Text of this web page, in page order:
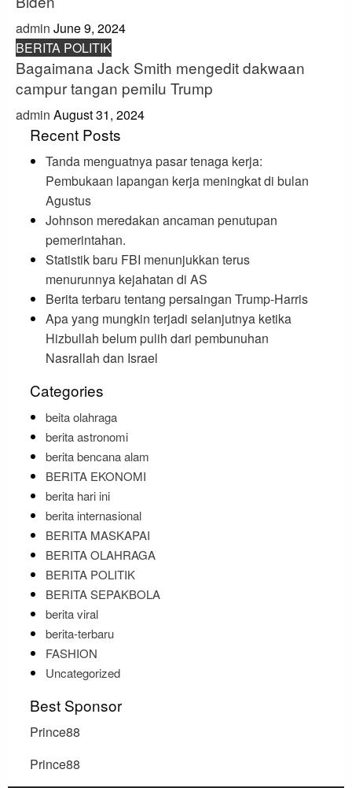
admin June 9, 2024
BERITA POLITIK
Bagaimana Jack Smith mengedit dakwaan
campur tangan pemilu Trump
admin August 31, 2024
Recent Posts
Tanda menguatnya pasar tenaga kerja:
Pembukaan lapangan kerja meningkat di bulan
Agustus
Johnson meredakan ancaman penutupan
pemerintahan.
Statistik baru FBI menunjukkan terus
menurunnya kejahatan di AS
Berita terbaru tentang persaingan Trump-Harris
Apa yang mungkin terjadi selanjutnya ketika
Hizbullah belum pulih dari pembunuhan
Nasrallah dan Israel
Categories
beita olahraga
berita astronomi
berita bencana alam
BERITA EKONOMI
berita hari ini
berita internasional
BERITA MASKAPAI
BERITA OLAHRAGA
BERITA POLITIK
BERITA SEPAKBOLA
berita viral
berita-terbaru
FASHION
Uncategorized
Best Sponsor
Prince88
Prince88